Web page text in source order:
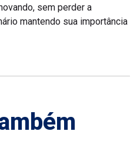
sem perder a
mantendo sua importância